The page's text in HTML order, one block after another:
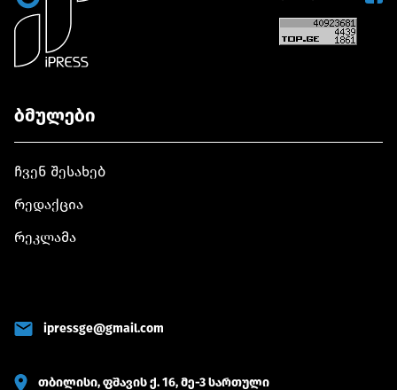
ბმულები
ჩვენ შესახებ
რედაქცია
რეკლამა
ipressge@gmail.com
თბილისი, ფშავის ქ. 16, მე-3 სართული